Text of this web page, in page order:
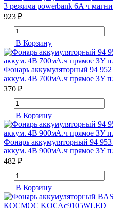
3 режима powerbank 6А.ч
923 ₽
В Корзину
Фонарь аккумуляторный 94
аккум. 4В 700мА.ч прямое ЗУ
370 ₽
В Корзину
Фонарь аккумуляторный 94
аккум. 4В 900мА.ч прямое ЗУ
482 ₽
В Корзину